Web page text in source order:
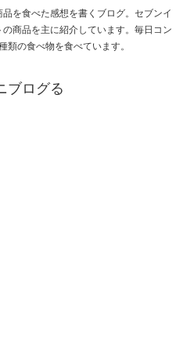
を食べた感想を書くブログ。セブンイ
商品を主に紹介しています。毎日コン
類の食べ物を食べています。
ブログる